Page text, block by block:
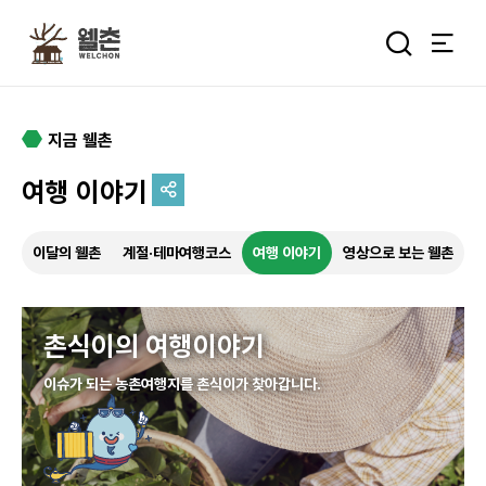
특별한 순간을 여행 속에서
통합검색
지금 웰촌
여행 이야기
이달의 웰촌 계절·테마여행코스 여행 이야기 영상으로 보는 웰촌
촌식이의 여행이야기
이슈가 되는 농촌여행지를 촌식이가 찾아갑니다.